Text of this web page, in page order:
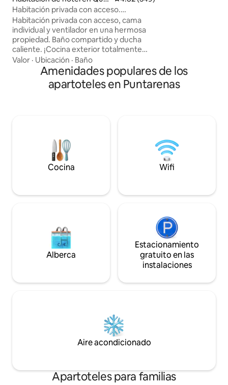
pos
Habitación privada con acceso.
¡Hermosa propiedad con piscina!
Habitación privada con acceso, cama
individual y ventilador en una hermosa
propiedad. Baño compartido y ducha
caliente. ¡Cocina exterior totalmente
equipada, piscina, terraza de yoga,
sendero para hacer senderismo,
hamaca y zonas agradables y tranquilas
para relajarse! ¡Nueva cafetería y tienda
de wifi gratuito, aire acondicionado
refrescante y un ambiente encantador.
@Luna Llena Collectiv
Valor · Ubicación · Baño
Amenidades populares de los
apartoteles en Puntarenas
Cocina Wifi
Alberca
Estacionamiento
gratuito en las
instalaciones
Aire acondicionado
Apartoteles para familias